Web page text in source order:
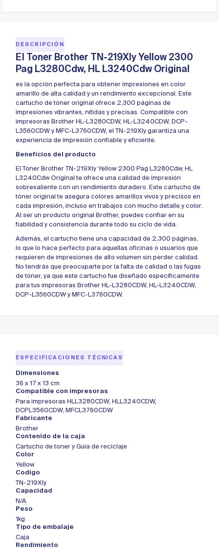
DESCRIPCIÓN
El Toner Brother TN-219Xly Yellow 2300
Pag L3280Cdw, HL L3240Cdw Original
es la opción perfecta para obtener impresiones en color
amarillo de alta calidad y un rendimiento excepcional. Este
cartucho de tóner original ofrece 2,300 páginas de
impresiones vibrantes, nítidas y precisas. Compatible con
impresoras Brother HL-L3280CDW, HL-L3240CDW, DCP-
L3560CDW y MFC-L3760CDW, el TN-219Xly garantiza una
experiencia de impresión confiable y eficiente.
Beneficios del producto
El Toner Brother TN-219Xly Yellow 2300 Pag L3280Cdw, HL
L3240Cdw Original te ofrece una calidad de impresión
sobresaliente con un rendimiento duradero. Este cartucho de
tóner original te asegura colores amarillos vivos y precisos en
cada impresión, incluso en trabajos con mucho detalle y color.
Al ser un producto original Brother, puedes confiar en su
fiabilidad y consistencia durante todo su ciclo de vida.
Además, el cartucho tiene una capacidad de 2,300 páginas,
lo que lo hace perfecto para aquellas oficinas o usuarios que
requieren de impresiones de alto volumen sin perder calidad.
No tendrás que preocuparte por la falta de calidad o las fugas
de tóner, ya que este cartucho fue diseñado específicamente
para tus impresoras Brother HL-L3280CDW, HL-L3240CDW,
DCP-L3560CDW y MFC-L3760CDW.
ESPECIFICACIONES TÉCNICAS
Dimensiones
36 x 17 x 13 cm
Compatible con impresoras
Para impresoras HLL3280CDW, HLL3240CDW,
DCPL3560CDW, MFCL3760CDW
Fabricante
Brother
Contenido de la caja
Cartucho de toner y Guia de reciclaje
Color
Yellow
Codigo
TN-219Xly
Capacidad
N/A
Peso
1kg
Tipo de embalaje
Caja
Rendimiento